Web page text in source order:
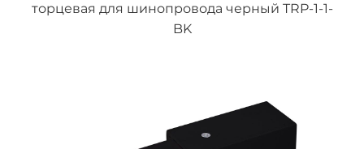
торцевая для шинопровода черный TRP-1-1-
BK